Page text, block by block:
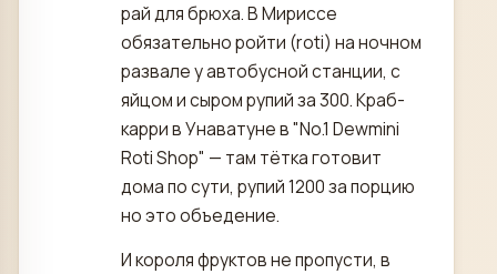
рай для брюха. В Мириссе
обязательно ройти (roti) на ночном
развале у автобусной станции, с
яйцом и сыром рупий за 300. Краб-
карри в Унаватуне в "No.1 Dewmini
Roti Shop" — там тётка готовит
дома по сути, рупий 1200 за порцию
но это объедение.
И короля фруктов не пропусти, в